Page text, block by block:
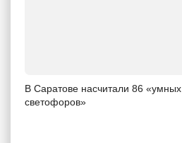
В Саратове насчитали 86 «умных
светофоров»